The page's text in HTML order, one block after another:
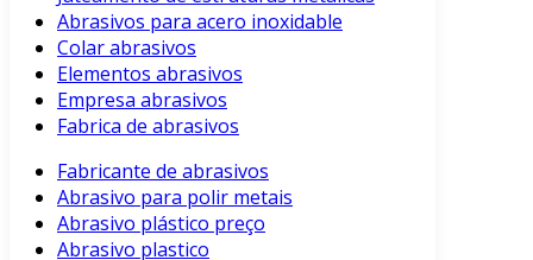
Abrasivos para acero inoxidable
Colar abrasivos
Elementos abrasivos
Empresa abrasivos
Fabrica de abrasivos
Fabricante de abrasivos
Abrasivo para polir metais
Abrasivo plástico preço
Abrasivo plastico